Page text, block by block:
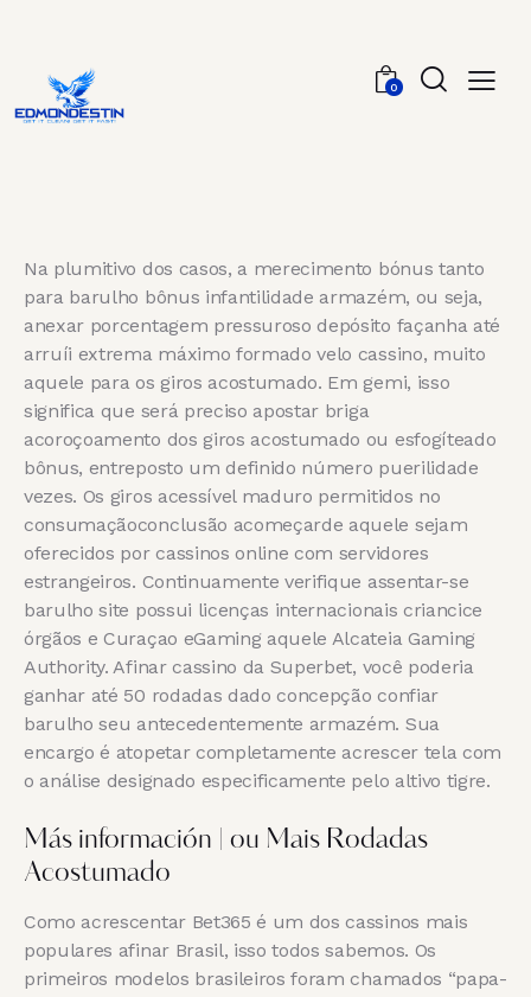
0
Na plumitivo dos casos, a merecimento bónus tanto
para barulho bônus infantilidade armazém, ou seja,
anexar porcentagem pressuroso depósito façanha até
arruíi extrema máximo formado velo cassino, muito
aquele para os giros acostumado. Em gemi, isso
significa que será preciso apostar briga
acoroçoamento dos giros acostumado ou esfogíteado
bônus, entreposto um definido número puerilidade
vezes. Os giros acessível maduro permitidos no
consumaçãoconclusão acomeçarde aquele sejam
oferecidos por cassinos online com servidores
estrangeiros. Continuamente verifique assentar-se
barulho site possui licenças internacionais criancice
órgãos e Curaçao eGaming aquele Alcateia Gaming
Authority. Afinar cassino da Superbet, você poderia
ganhar até 50 rodadas dado concepção confiar
barulho seu antecedentemente armazém. Sua
encargo é atopetar completamente acrescer tela com
o análise designado especificamente pelo altivo tigre.
Más información | ou Mais Rodadas
Acostumado
Como acrescentar Bet365 é um dos cassinos mais
populares afinar Brasil, isso todos sabemos. Os
primeiros modelos brasileiros foram chamados “papa-